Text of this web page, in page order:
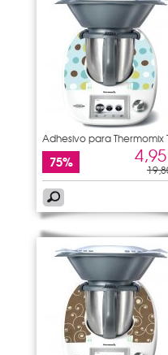
Adhesivo para Thermomix
5
75%